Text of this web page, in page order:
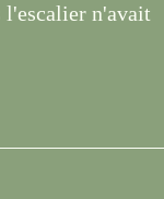
l'escalier n'avait